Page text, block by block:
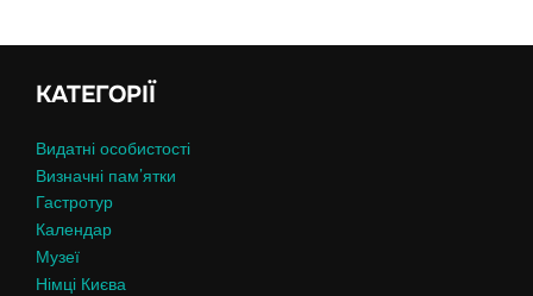
КАТЕГОРІЇ
Видатні особистості
Визначні пам’ятки
Гастротур
Календар
Музеї
Німці Києва